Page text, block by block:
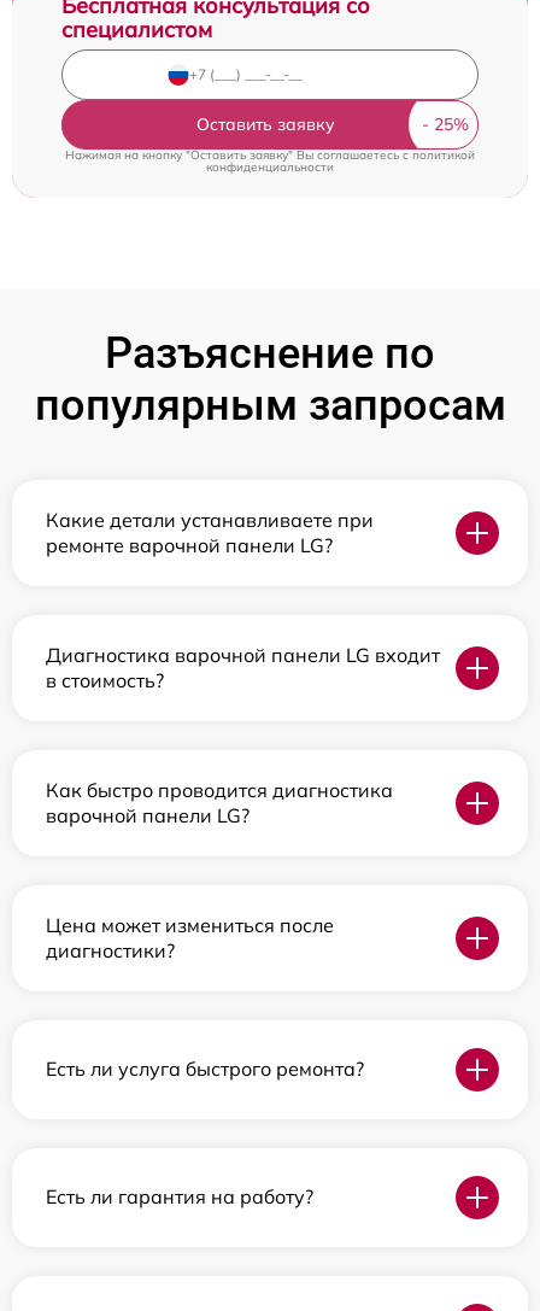
специалистом
Оставить заявку
Нажимая на кнопку "Оставить заявку" Вы соглашаетесь cполитикой
конфиденциальности
Разъяснение по
популярным запросам
Какие детали устанавливаете при
ремонте варочной панели LG?
Диагностика варочной панели LG входит
в стоимость?
Как быстро проводится диагностика
варочной панели LG?
Цена может измениться после
диагностики?
Есть ли услуга быстрого ремонта?
Есть ли гарантия на работу?